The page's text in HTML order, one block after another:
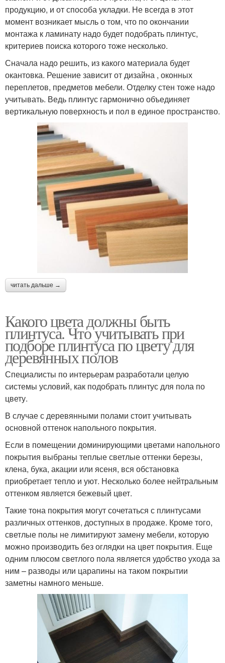
продукцию, и от способа укладки. Не всегда в этот
момент возникает мысль о том, что по окончании
монтажа к ламинату надо будет подобрать плинтус,
критериев поиска которого тоже несколько.
Сначала надо решить, из какого материала будет
окантовка. Решение зависит от дизайна , оконных
переплетов, предметов мебели. Отделку стен тоже надо
учитывать. Ведь плинтус гармонично объединяет
вертикальную поверхность и пол в единое пространство.
читать дальше →
Какого цвета должны быть
плинтуса. Что учитывать при
подборе плинтуса по цвету для
деревянных полов
Специалисты по интерьерам разработали целую
системы условий, как подобрать плинтус для пола по
цвету.
В случае с деревянными полами стоит учитывать
основной оттенок напольного покрытия.
Если в помещении доминирующими цветами напольного
покрытия выбраны теплые светлые оттенки березы,
клена, бука, акации или ясеня, вся обстановка
приобретает тепло и уют. Несколько более нейтральным
оттенком является бежевый цвет.
Такие тона покрытия могут сочетаться с плинтусами
различных оттенков, доступных в продаже. Кроме того,
светлые полы не лимитируют замену мебели, которую
можно производить без оглядки на цвет покрытия. Еще
одним плюсом светлого пола является удобство ухода за
ним – разводы или царапины на таком покрытии
заметны намного меньше.